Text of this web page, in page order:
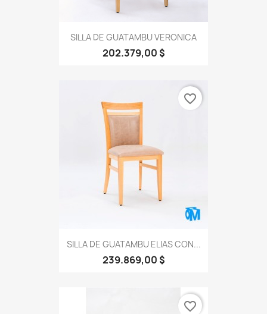
SILLA DE GUATAMBU VERONICA
202.379,00 $
SILLA DE GUATAMBU ELIAS CON...
239.869,00 $
favorite_border
favorite_border